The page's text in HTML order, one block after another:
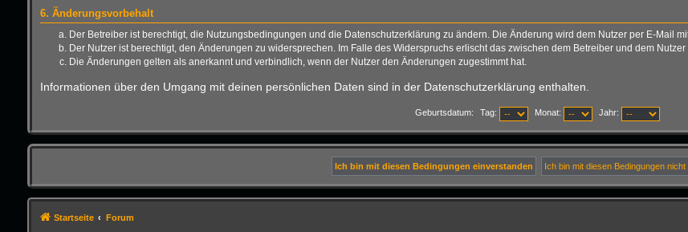
6. Änderungsvorbehalt
Der Betreiber ist berechtigt, die Nutzungsbedingungen und die Datenschutzerklärung zu ändern. Die Änderung wird dem Nutzer per E-Mail
Der Nutzer ist berechtigt, den Änderungen zu widersprechen. Im Falle des Widerspruchs erlischt das zwischen dem Betreiber und dem
Die Änderungen gelten als anerkannt und verbindlich, wenn der Nutzer den Änderungen zugestimmt hat.
Informationen über den Umgang mit deinen persönlichen Daten sind in der Datenschutzerklärung enthalten.
Geburtsdatum: Tag: Monat: Jahr:
Startseite Forum